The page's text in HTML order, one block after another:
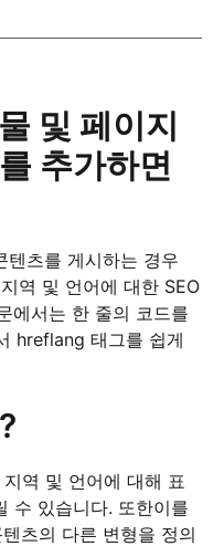
및 페이지
추가하면
텐츠를 게시하는 경우
역 및 언어에 대한 SEO
에서는 한 줄의 코드를
hreflang 태그를 쉽게
역 및 언어에 대해 표
수 있습니다. 또한이를
츠의 다른 변형을 정의